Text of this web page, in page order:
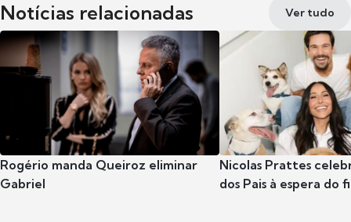
Notícias relacionadas Ver tudo
Rogério manda Queiroz eliminar
Gabriel
Nicolas Prattes
dos Pais à espera do